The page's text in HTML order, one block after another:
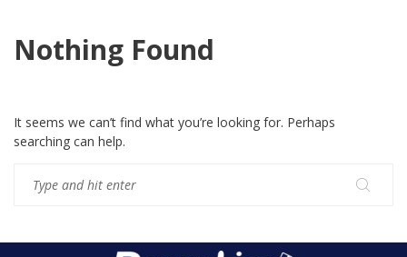
Nothing Found
It seems we can’t find what you’re looking for. Perhaps
searching can help.